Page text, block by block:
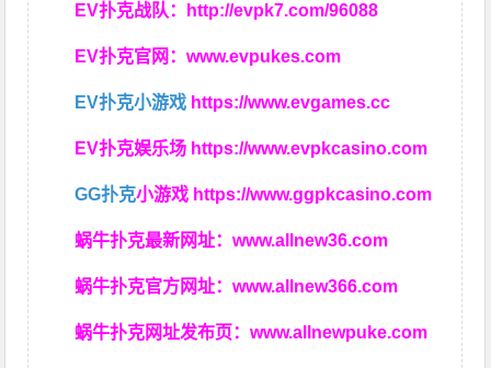
EV扑克战队： http://evpk7.com/96088
EV扑克官网：www.evpukes.com
EV扑克小游戏 https://www.evgames.cc
EV扑克娱乐场 https://www.evpkcasino.com
GG扑克小游戏 https://www.ggpkcasino.com
蜗牛扑克最新网址：www.allnew36.com
蜗牛扑克官方网址：www.allnew366.com
蜗牛扑克网址发布页：www.allnewpuke.com